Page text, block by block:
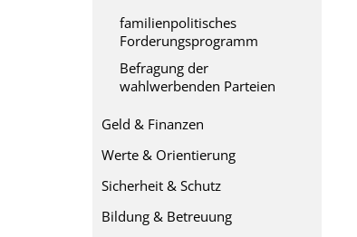
familienpolitisches
Forderungsprogramm
Befragung der
wahlwerbenden Parteien
Geld & Finanzen
Werte & Orientierung
Sicherheit & Schutz
Bildung & Betreuung